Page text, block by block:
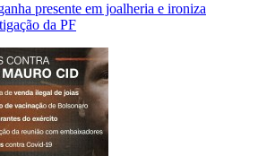
presente em joalheria e ironiza
da PF